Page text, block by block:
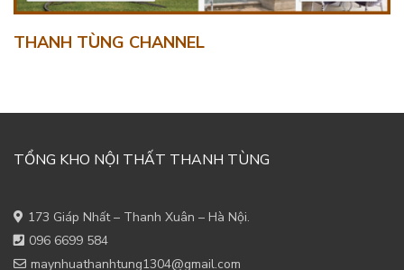
THANH TÙNG CHANNEL
TỔNG KHO NỘI THẤT THANH TÙNG
173 Giáp Nhất – Thanh Xuân – Hà Nội.
096 6699 584
maynhuathanhtung1304@gmail.com